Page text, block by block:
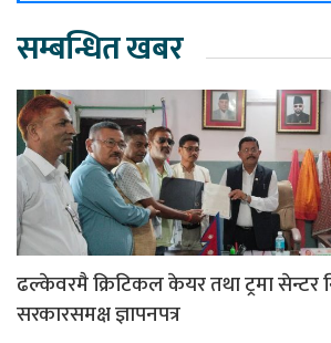
सम्बन्धित खबर
ढल्केवरमै क्रिटिकल केयर तथा ट्रमा सेन्टर
सरकारसमक्ष ज्ञापनपत्र